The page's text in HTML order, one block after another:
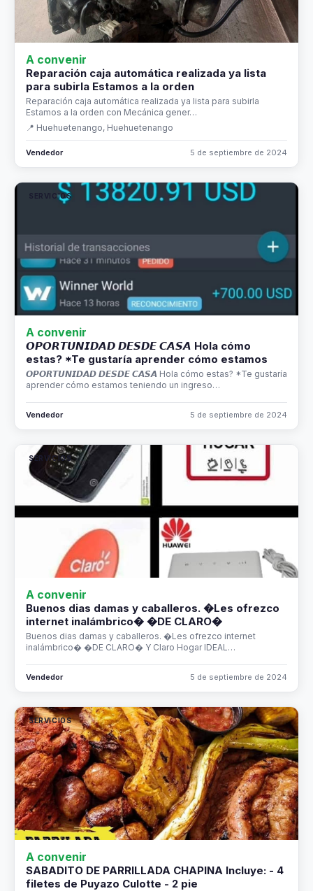
A convenir
Reparación caja automática realizada ya lista
para subirla Estamos a la orden
Reparación caja automática realizada ya lista para subirla
Estamos a la orden con Mecánica gener…
📍 Huehuetenango, Huehuetenango
Vendedor 5 de septiembre de 2024
SERVICIOS
A convenir
𝙊𝙋𝙊𝙍𝙏𝙐𝙉𝙄𝘿𝘼𝘿 𝘿𝙀𝙎𝘿𝙀 𝘾𝘼𝙎𝘼 Hola cómo
estas? *Te gustaría aprender cómo estamos
𝙊𝙋𝙊𝙍𝙏𝙐𝙉𝙄𝘿𝘼𝘿 𝘿𝙀𝙎𝘿𝙀 𝘾𝘼𝙎𝘼 Hola cómo estas? *Te gustaría
aprender cómo estamos teniendo un ingreso…
Vendedor 5 de septiembre de 2024
SERVICIOS
A convenir
Buenos dias damas y caballeros. �Les ofrezco
internet inalámbrico� �DE CLARO�
Buenos dias damas y caballeros. �Les ofrezco internet
inalámbrico� �DE CLARO� Y Claro Hogar IDEAL…
Vendedor 5 de septiembre de 2024
SERVICIOS
A convenir
SABADITO DE PARRILLADA CHAPINA Incluye: - 4
filetes de Puyazo Culotte - 2 pie